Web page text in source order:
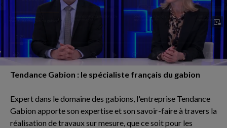
Tendance Gabion : le spécialiste français du gabion
Expert dans le domaine des gabions, l'entreprise Tendance
Gabion apporte son expertise et son savoir-faire à travers la
réalisation de travaux sur mesure, que ce soit pour les